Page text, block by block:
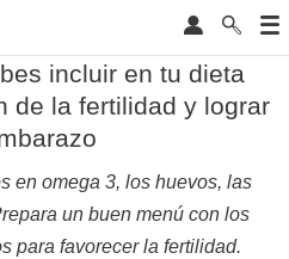
incluir en tu dieta
de la fertilidad y lograr
en omega 3, los huevos, las
un buen menú con los
para favorecer la fertilidad.